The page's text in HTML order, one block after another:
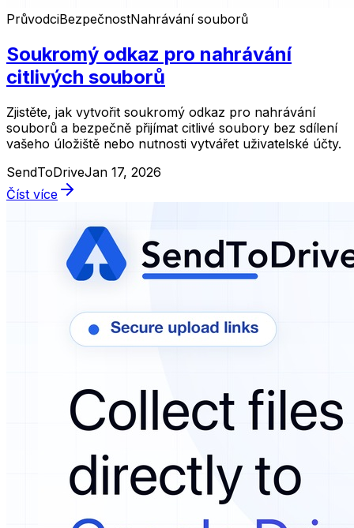
PrůvodciBezpečnostNahrávání souborů
Soukromý odkaz pro nahrávání
citlivých souborů
Zjistěte, jak vytvořit soukromý odkaz pro nahrávání
souborů a bezpečně přijímat citlivé soubory bez sdílení
vašeho úložiště nebo nutnosti vytvářet uživatelské účty.
SendToDriveJan 17, 2026
Číst více